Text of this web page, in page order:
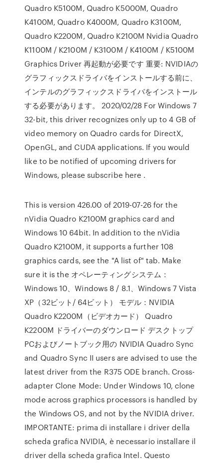
Quadro K5100M, Quadro K5000M, Quadro
K4100M, Quadro K4000M, Quadro K3100M,
Quadro K2200M, Quadro K2100M Nvidia Quadro
K1100M / K2100M / K3100M / K4100M / K5100M
Graphics Driver 再起動が必要です 重要: NVIDIAの
グラフィックスドライバをインストールする前に、
インテルのグラフィックスドライバをインストール
する必要があります。 2020/02/28 For Windows 7
32-bit, this driver recognizes only up to 4 GB of
video memory on Quadro cards for DirectX,
OpenGL, and CUDA applications. If you would
like to be notified of upcoming drivers for
Windows, please subscribe here .
This is version 426.00 of 2019-07-26 for the
nVidia Quadro K2100M graphics card and
Windows 10 64bit. In addition to the nVidia
Quadro K2100M, it supports a further 108
graphics cards, see the "A list of" tab. Make
sure it is the オペレーティングシステム：
Windows 10、Windows 8 / 8.1、Windows 7 Vista
XP（32ビット/ 64ビット） モデル：NVIDIA
Quadro K2200M（ビデオカード） Quadro
K2200M ドライバーのダウンロード デスクトップ
PCおよびノートブック用の NVIDIA Quadro Sync
and Quadro Sync II users are advised to use the
latest driver from the R375 ODE branch. Cross-
adapter Clone Mode: Under Windows 10, clone
mode across graphics processors is handled by
the Windows OS, and not by the NVIDIA driver.
IMPORTANTE: prima di installare i driver della
scheda grafica NVIDIA, è necessario installare il
driver della scheda grafica Intel. Questo